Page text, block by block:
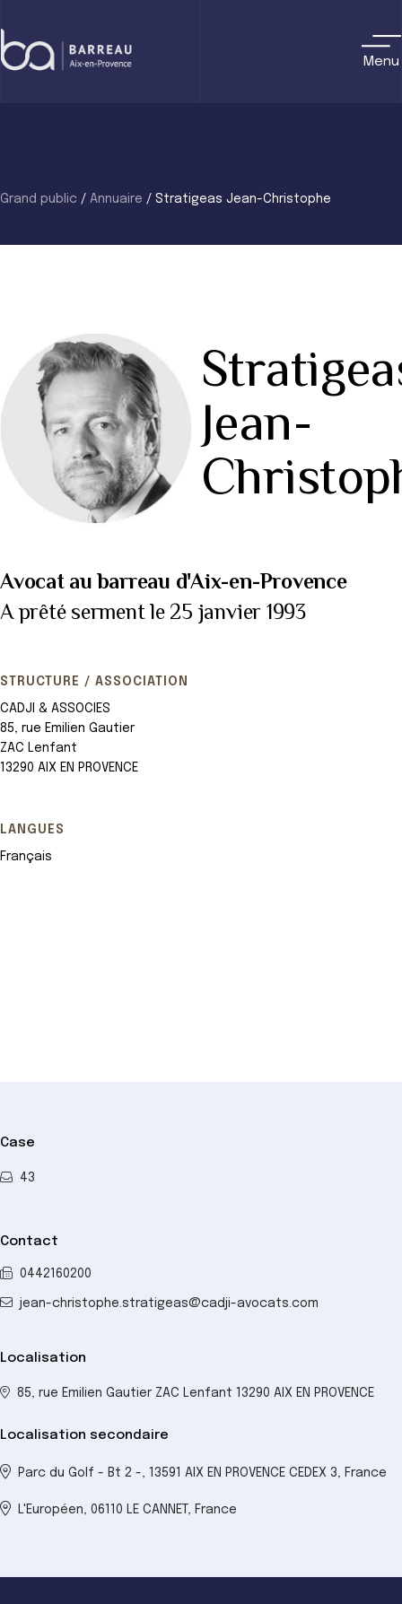
to
content
Menu
Grand public / Annuaire / Stratigeas Jean-Christophe
Jean-
Avocat au barreau d'Aix-en-Provence
A prêté serment le 25 janvier 1993
STRUCTURE / ASSOCIATION
CADJI & ASSOCIES
85, rue Emilien Gautier
ZAC Lenfant
13290 AIX EN PROVENCE
LANGUES
Français
Case
43
Contact
0442160200
jean-christophe.stratigeas@cadji-avocats.com
Localisation
85, rue Emilien Gautier ZAC Lenfant 13290 AIX EN PROVENCE
Localisation secondaire
Parc du Golf - Bt 2 -, 13591 AIX EN PROVENCE CEDEX 3, France
L'Européen, 06110 LE CANNET, France